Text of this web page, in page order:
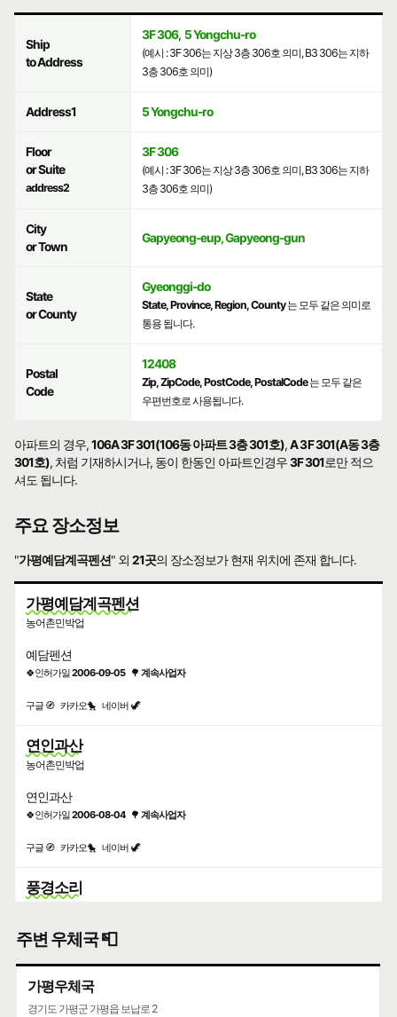
Ship
to Address
3F 306, 5 Yongchu-ro
(예시 : 3F 306는 지상 3층 306호 의미, B3 306는 지하
3층 306호 의미)
Address1 5 Yongchu-ro
Floor
or Suite
address2
3F 306
(예시 : 3F 306는 지상 3층 306호 의미, B3 306는 지하
3층 306호 의미)
City
or Town
Gapyeong-eup, Gapyeong-gun
State
or County
Gyeonggi-do
State, Province, Region, County는 모두 같은 의미로
통용 됩니다.
Postal
Code
12408
Zip, ZipCode, PostCode, PostalCode는 모두 같은
우편번호로 사용됩니다.
아파트의 경우,106A 3F 301(106동 아파트 3층 301호),A 3F 301(A동 3층
301호), 처럼 기재하시거나, 동이 한동인 아파트인경우3F 301로만 적으
셔도 됩니다.
주요 장소정보
"가평예담계곡펜션" 외21곳의 장소정보가 현재 위치에 존재 합니다.
가평예담계곡펜션
농어촌민박업
예담펜션
🍀인허가일2006-09-05 🌳 계속사업자
구글 🧭 카카오🐤 네이버 🦖
연인과산
농어촌민박업
연인과산
🍀인허가일2006-08-04 🌳 계속사업자
구글 🧭 카카오🐤 네이버 🦖
풍경소리
풍경소리펜션
구글 🧭 카카오🐤
주변 우체국 📮
가평우체국
경기도 가평군 가평읍 보납로 2